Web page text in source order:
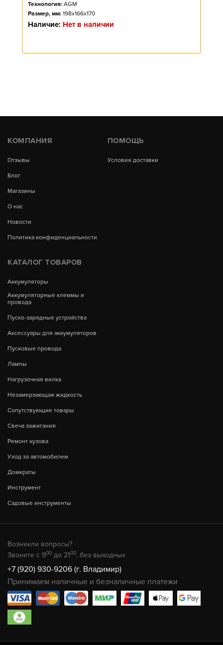
Технология: AGM
Размер, мм: 198x166x170
Наличие: Нет в наличии
КОМПАНИЯ
Отзывы
Блог
Магазины
О нас
Новости
Политика конфиденциальности
ПОМОЩЬ
Условия доставки
КАТАЛОГ ТОВАРОВ
Аккумуляторы
Аккумуляторные клеммы и
провода
Пуско-зарядные устройства
Аксессуары для аккумуляторов
Пусковые провода
Лампы
Нагрузочная вилка
Незамерзающая жидкость
Сопутствующие товары
Свеча зажигания
Ремонт кузова
Уход за автомобилем
Домкраты
Инструмент
Садовые инструменты
Возникли вопросы?
Звоните с 900 до 2100, без выходных
+7 (920) 930-9206 (г. Владимир)
Принимаем наличные и безналичные платежи